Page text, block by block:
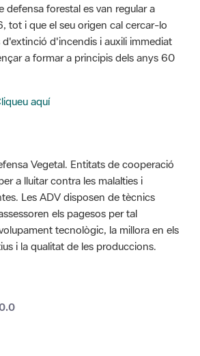
defensa forestal es van regular a
tot i que el seu origen cal cercar-lo
d'incendis i auxili immediat
a formar a principis dels anys 60
aquí
Vegetal. Entitats de cooperació
a lluitar contra les malalties i
Les ADV disposen de tècnics
els pagesos per tal
tecnològic, la millora en els
i la qualitat de les produccions.
La valoración media es de 0 estrellas de